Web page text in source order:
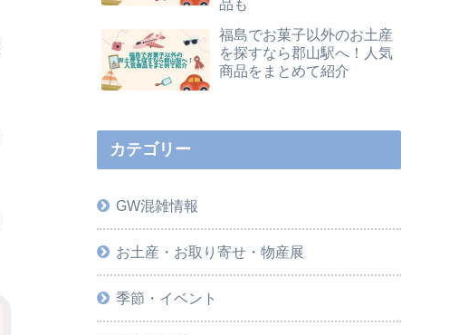
品も
福島でお菓子以外のお土産
を探すなら郡山駅へ！人気
商品をまとめて紹介
カテゴリー
GW混雑情報
お土産・お取り寄せ・物産展
季節・イベント